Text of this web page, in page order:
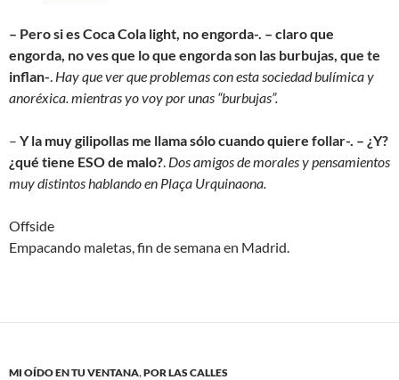
– Pero si es Coca Cola light, no engorda-. – claro que
engorda, no ves que lo que engorda son las burbujas, que te
inflan-. Hay que ver que problemas con esta sociedad bulímica y
anoréxica. mientras yo voy por unas “burbujas”.
– Y la muy gilipollas me llama sólo cuando quiere follar-. – ¿Y?
¿qué tiene ESO de malo?. Dos amigos de morales y pensamientos
muy distintos hablando en Plaça Urquinaona.
Offside
Empacando maletas, fin de semana en Madrid.
MI OÍDO EN TU VENTANA,POR LAS CALLES